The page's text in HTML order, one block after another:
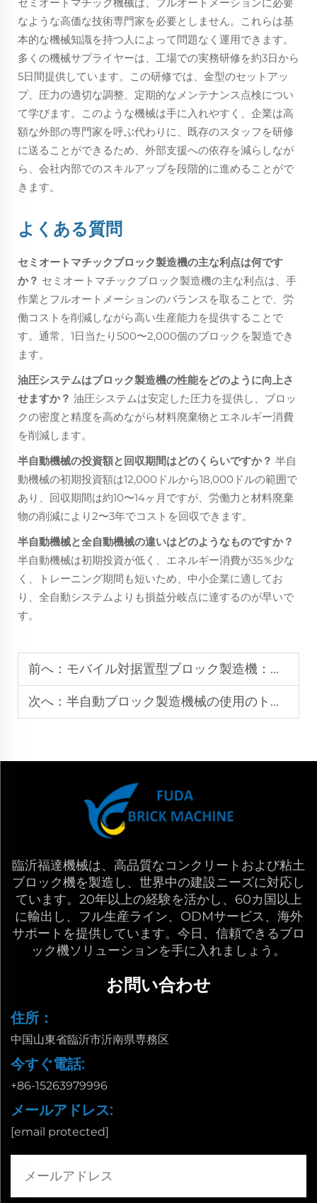
なような高価な技術専門家を必要としません。これらは基
本的な機械知識を持つ人によって問題なく運用できます。
多くの機械サプライヤーは、工場での実務研修を約3日から
5日間提供しています。この研修では、金型のセットアッ
プ、圧力の適切な調整、定期的なメンテナンス点検につい
て学びます。このような機械は手に入れやすく、企業は高
額な外部の専門家を呼ぶ代わりに、既存のスタッフを研修
に送ることができるため、外部支援への依存を減らしなが
ら、会社内部でのスキルアップを段階的に進めることがで
きます。
よくある質問
セミオートマチックブロック製造機の主な利点は何です
か？ セミオートマチックブロック製造機の主な利点は、手
作業とフルオートメーションのバランスを取ることで、労
働コストを削減しながら高い生産能力を提供することで
す。通常、1日当たり500〜2,000個のブロックを製造でき
ます。
油圧システムはブロック製造機の性能をどのように向上さ
せますか？ 油圧システムは安定した圧力を提供し、ブロッ
クの密度と精度を高めながら材料廃棄物とエネルギー消費
を削減します。
半自動機械の投資額と回収期間はどのくらいですか？ 半自
動機械の初期投資額は12,000ドルから18,000ドルの範囲で
あり、回収期間は約10〜14ヶ月ですが、労働力と材料廃棄
物の削減により2〜3年でコストを回収できます。
半自動機械と全自動機械の違いはどのようなものですか？
半自動機械は初期投資が低く、エネルギー消費が35％少な
く、トレーニング期間も短いため、中小企業に適してお
り、全自動システムよりも損益分岐点に達するのが早いで
す。
前へ： モバイル対据置型ブロック製造機：どちらを選ぶべきか？
次へ： 半自動ブロック製造機械の使用のトップ6の利点
臨沂福達機械は、高品質なコンクリートおよび粘土
ブロック機を製造し、世界中の建設ニーズに対応し
ています。20年以上の経験を活かし、60カ国以上
に輸出し、フル生産ライン、ODMサービス、海外
サポートを提供しています。今日、信頼できるブロ
ック機ソリューションを手に入れましょう。
お問い合わせ
住所：
中国山東省臨沂市沂南県専務区
今すぐ電話:
+86-15263979996
メールアドレス:
[email protected]